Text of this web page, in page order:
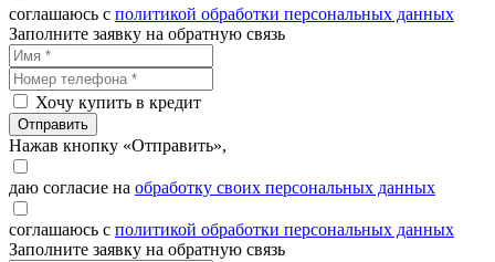
соглашаюсь с политикой обработки персональных данных
Заполните заявку на обратную связь
Хочу купить в кредит
Отправить
Нажав кнопку «Отправить»,
даю согласие на обработку своих персональных данных
соглашаюсь с политикой обработки персональных данных
Заполните заявку на обратную связь